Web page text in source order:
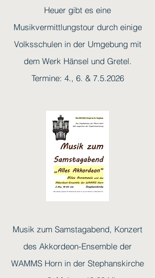
Heuer gibt es eine
Musikvermittlungstour durch einige
Volksschulen in der Umgebung mit
dem Werk Hänsel und Gretel.
Termine: 4., 6. & 7.5.2026
Musik zum Samstagabend, Konzert
des Akkordeon-Ensemble der
WAMMS Horn in der Stephanskirche